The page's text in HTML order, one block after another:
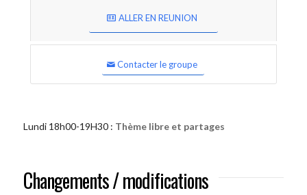
ALLER EN REUNION
Contacter le groupe
Lundi 18h00-19H30 : Thème libre et partages
Changements / modifications